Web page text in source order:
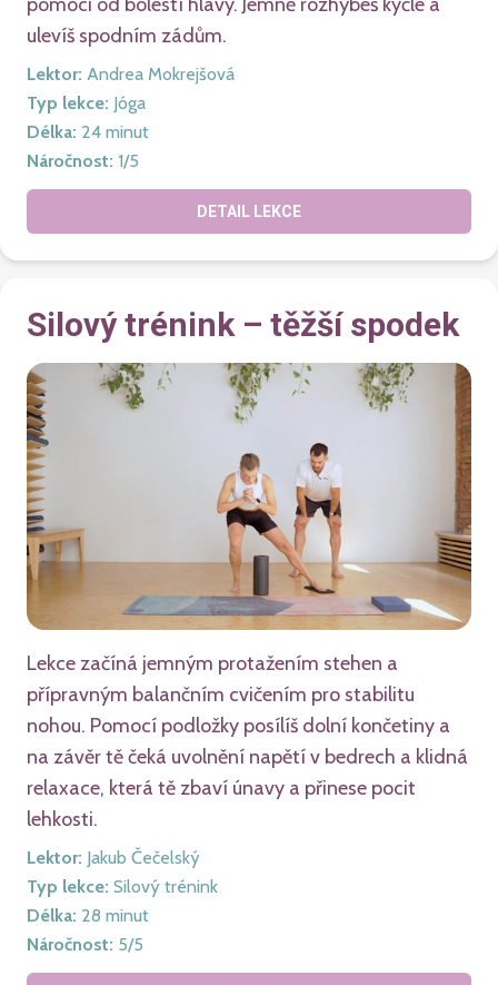
ulevíš spodním zádům.
Lektor: Andrea Mokrejšová
Typ lekce: Jóga
Délka: 24 minut
Náročnost: 1/5
DETAIL LEKCE
Silový trénink – těžší spodek
Lekce začíná jemným protažením stehen a
přípravným balančním cvičením pro stabilitu
nohou. Pomocí podložky posílíš dolní končetiny a
na závěr tě čeká uvolnění napětí v bedrech a klidná
relaxace, která tě zbaví únavy a přinese pocit
lehkosti.
Lektor: Jakub Čečelský
Typ lekce: Silový trénink
Délka: 28 minut
Náročnost: 5/5